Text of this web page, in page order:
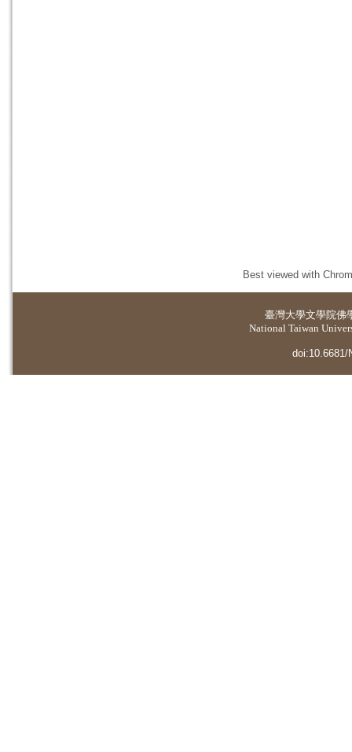
Best viewed with
臺灣大學文學院佛
National Taiwan
doi:10.6681/